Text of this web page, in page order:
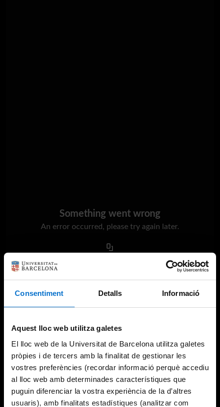
Consentiment Detalls Informació
Aquest lloc web utilitza galetes
El lloc web de la Universitat de Barcelona utilitza galetes
pròpies i de tercers amb la finalitat de gestionar les
vostres preferències (recordar informació perquè accediu
al lloc web amb determinades característiques que
puguin diferenciar la vostra experiència de la d’altres
usuaris), amb finalitats estadístiques (analitzar com
Something went wrong
An error occurred, please try again later.